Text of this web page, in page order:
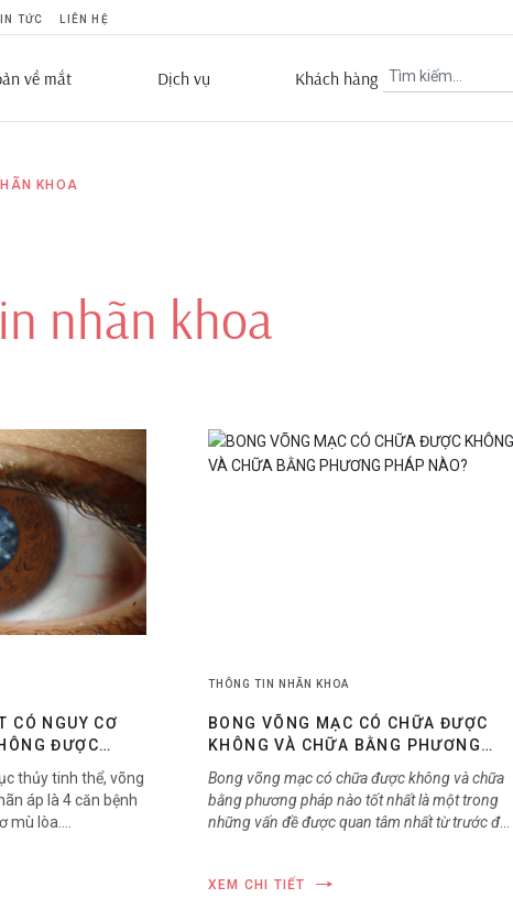
TỨC LIÊN HỆ
về mắt Dịch vụ Khách hàng
KHOA
nhãn khoa
CÓ NGUY CƠ
ĐƯỢC
thủy tinh thể, võng
áp là 4 căn bệnh
mù lòa….
THÔNG TIN NHÃN KHOA
BONG VÕNG MẠC CÓ CHỮA ĐƯỢC
KHÔNG VÀ CHỮA BẰNG PHƯƠNG
Bong võng mạc có chữa được không và chữa
bằng phương pháp nào tốt nhất là một trong
những vấn đề được quan tâm nhất từ trước đến
vấn đề này ngay sau đây!
XEM CHI TIẾT